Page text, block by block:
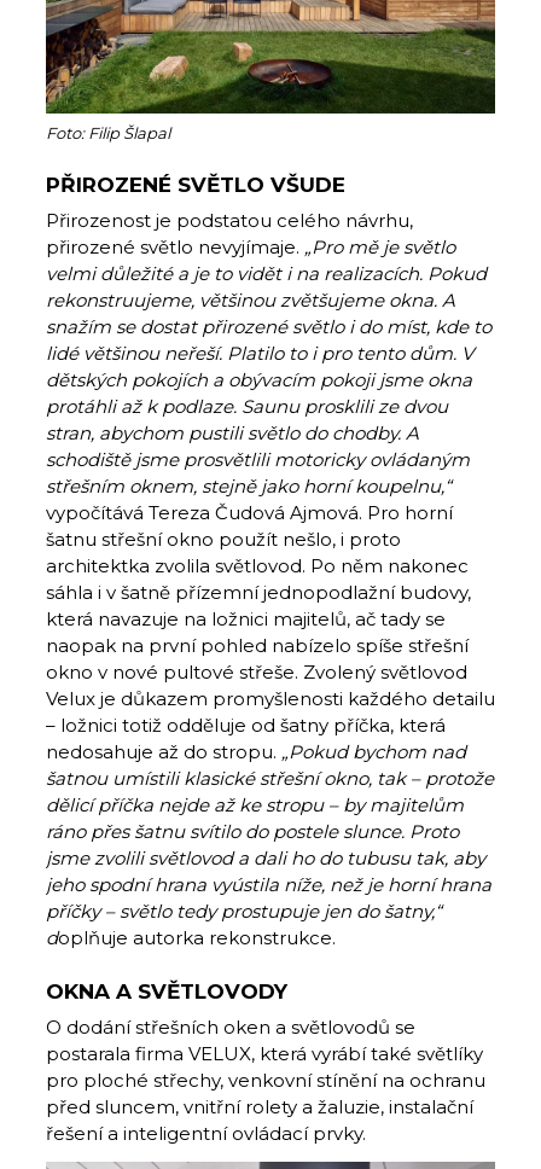
Foto: Filip Šlapal
PŘIROZENÉ SVĚTLO VŠUDE
Přirozenost je podstatou celého návrhu,
přirozené světlo nevyjímaje. „Pro mě je světlo
velmi důležité a je to vidět i na realizacích. Pokud
rekonstruujeme, většinou zvětšujeme okna. A
snažím se dostat přirozené světlo i do míst, kde to
lidé většinou neřeší. Platilo to i pro tento dům. V
dětských pokojích a obývacím pokoji jsme okna
protáhli až k podlaze. Saunu prosklili ze dvou
stran, abychom pustili světlo do chodby. A
schodiště jsme prosvětlili motoricky ovládaným
střešním oknem, stejně jako horní koupelnu,“
vypočítává Tereza Čudová Ajmová. Pro horní
šatnu střešní okno použít nešlo, i proto
architektka zvolila světlovod. Po něm nakonec
sáhla i v šatně přízemní jednopodlažní budovy,
která navazuje na ložnici majitelů, ač tady se
naopak na první pohled nabízelo spíše střešní
okno v nové pultové střeše. Zvolený světlovod
Velux je důkazem promyšlenosti každého detailu
– ložnici totiž odděluje od šatny příčka, která
nedosahuje až do stropu. „Pokud bychom nad
šatnou umístili klasické střešní okno, tak – protože
dělicí příčka nejde až ke stropu – by majitelům
ráno přes šatnu svítilo do postele slunce. Proto
jsme zvolili světlovod a dali ho do tubusu tak, aby
jeho spodní hrana vyústila níže, než je horní hrana
příčky – světlo tedy prostupuje jen do šatny,“
doplňuje autorka rekonstrukce.
OKNA A SVĚTLOVODY
O dodání střešních oken a světlovodů se
postarala firma VELUX, která vyrábí také světlíky
pro ploché střechy, venkovní stínění na ochranu
před sluncem, vnitřní rolety a žaluzie, instalační
řešení a inteligentní ovládací prvky.